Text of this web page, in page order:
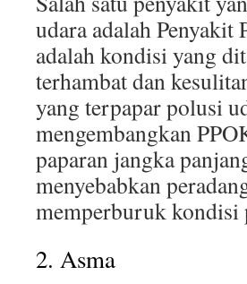
udara adalah
adalah kondisi yang
terhambat dan
yang terpapar polusi
mengembangkan
paparan jangka
menyebabkan
memperburuk kondisi
2. Asma